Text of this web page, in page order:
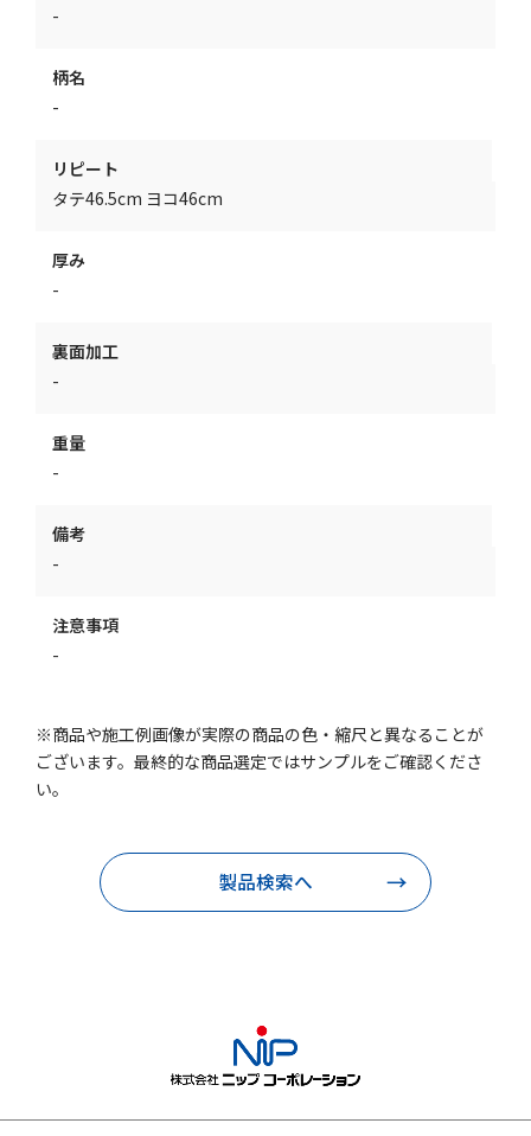
-
柄名
-
リピート
タテ46.5cm ヨコ46cm
厚み
-
裏面加工
-
重量
-
備考
-
注意事項
-
※商品や施工例画像が実際の商品の色・縮尺と異なることが
ございます。最終的な商品選定ではサンプルをご確認くださ
い。
製品検索へ